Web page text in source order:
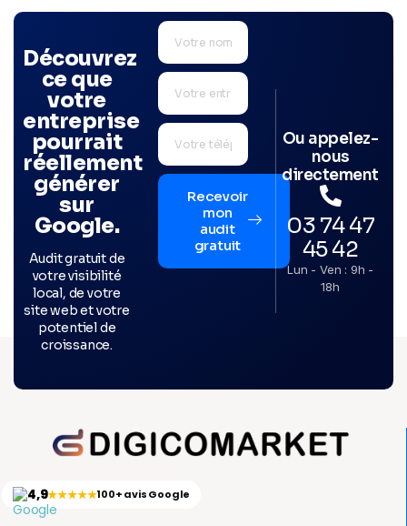
Découvrez
ce que
votre
entreprise
pourrait
réellement
générer
sur
Google.
Audit gratuit de
votre visibilité
local, de votre
site web et votre
potentiel de
croissance.
Recevoir
mon
audit
gratuit
Ou appelez-
nous
directement
03 74 47
45 42
Lun - Ven : 9h -
18h
4,9★★★★★100+ avis Google